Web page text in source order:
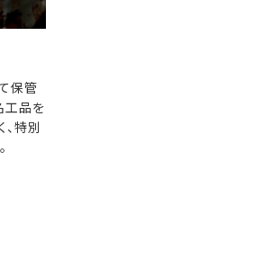
保管
工品を
、特別